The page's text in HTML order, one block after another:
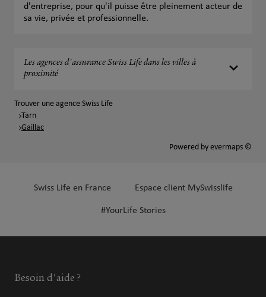
d'entreprise, pour qu'il puisse être pleinement acteur de
sa vie, privée et professionnelle.
Les agences d'assurance Swiss Life dans les villes à
proximité
Trouver une agence Swiss Life
Tarn
Gaillac
Powered by evermaps ©
Swiss Life en France Espace client MySwisslife
#YourLife Stories
Besoin d'aide ?